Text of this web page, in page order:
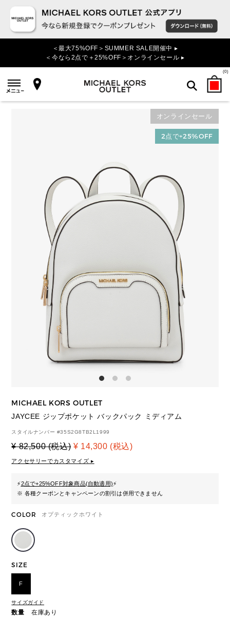
＜最大75%OFF＞SUMMER SALE開催中 ▸
＜今なら2点で＋25%OFF＞オンラインセール ▸
(0)
検索
オンラインセール
2点で+25%OFF
MICHAEL KORS OUTLET
JAYCEE ジップポケット バックパック ミディアム
スタイルナンバー #35S2G8TB2L1999
¥ 82,500 (税込) ¥ 14,300 (税込)
アクセサリーでカスタマイズ ▸
⚡2点で+25%OFF対象商品(自動適用)⚡
※ 各種クーポンとキャンペーンの割引は併用できません
COLOR オプティックホワイト
SIZE
F
サイズガイド
数量 在庫あり